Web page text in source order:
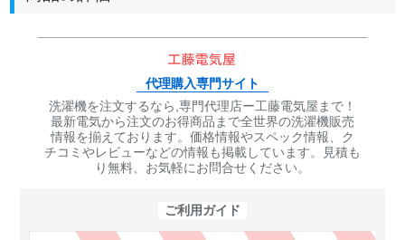
代理購入専門サイト
洗濯機を注文するなら,専門代理店ー工藤電気屋まで！
最新電気から注文のお得商品まで全世界の洗濯機販売
情報を揃えております。価格情報やスペック情報、ク
チコミやレビューなどの情報も掲載しています。見積も
り無料、お気軽にお問合せください。
ご利用ガイド